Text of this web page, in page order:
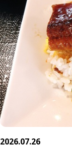
2026.07.26